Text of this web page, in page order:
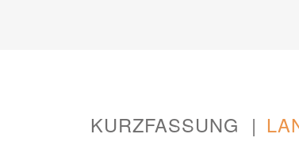
KURZFASSUNG